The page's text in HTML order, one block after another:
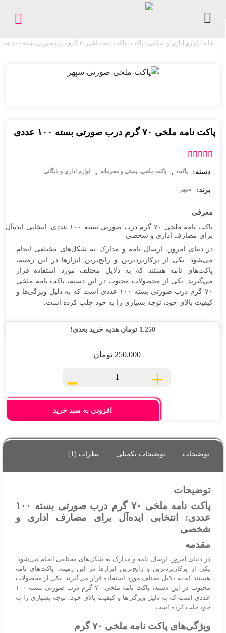
خانه / لوازم اداری و بایگانی / پاکت / پاکت نامه ملخی ۷۰ گرم درب صورتی بسته ۱۰۰ عددی
پاکت نامه ملخی ۷۰ گرم درب صورتی بسته ۱۰۰ عددی
دسته: پاکت , پاکت ملخی، پستی و محرمانه , لوازم اداری و بایگانی
برند: سپهر
معرفی
پاکت نامه ملخی ۷۰ گرم درب صورتی بسته ۱۰۰ عددی: انتخابی ایده‌آل
برای مصارف اداری و شخصی
در دنیای امروز، ارسال نامه و مدارک به شکل‌های مختلفی انجام
می‌شود. یکی از پرکاربردترین و رایج‌ترین ابزارها در این زمینه،
پاکت‌های نامه هستند که به دلایل مختلف مورد استفاده قرار
می‌گیرند. یکی از محصولات محبوب در این دسته، پاکت نامه ملخی
۷۰ گرم درب صورتی بسته ۱۰۰ عددی است که به دلیل ویژگی‌ها و
کیفیت بالای خود، توجه بسیاری را به خود جلب کرده است.
250.000 تومان
-
پاکت
ملخی
۷۰
گرم
بسته
۱۰۰
+
افزودن به سبد خرید
1.250 تومان هدیه خرید بعدی!
توضیحات توضیحات تکمیلی نظرات (1)
توضیحات
پاکت نامه ملخی ۷۰ گرم درب صورتی بسته ۱۰۰
عددی: انتخابی ایده‌آل برای مصارف اداری و
شخصی
مقدمه
در دنیای امروز، ارسال نامه و مدارک به شکل‌های مختلفی انجام می‌شود.
یکی از پرکاربردترین و رایج‌ترین ابزارها در این زمینه، پاکت‌های نامه
هستند که به دلایل مختلف مورد استفاده قرار می‌گیرند. یکی از محصولات
محبوب در این دسته، پاکت نامه ملخی ۷۰ گرم درب صورتی بسته ۱۰۰
عددی است که به دلیل ویژگی‌ها و کیفیت بالای خود، توجه بسیاری را به
خود جلب کرده است.
ویژگی‌های پاکت نامه ملخی ۷۰ گرم
بایگانی
ملزومات
فروشگاه
پیگیری
سفارشات
تماس
ما